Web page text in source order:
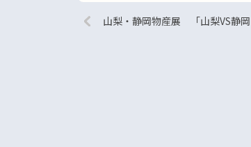
山梨・静岡物産展 「山梨VS静